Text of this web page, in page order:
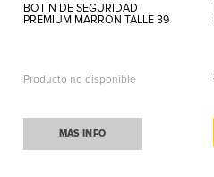
BOTIN DE SEGURIDAD
PREMIUM MARRON TALLE 39
Producto no disponible
MÁS INFO